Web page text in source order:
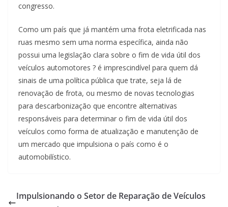
congresso.
Como um país que já mantém uma frota eletrificada nas
ruas mesmo sem uma norma específica, ainda não
possui uma legislação clara sobre o fim de vida útil dos
veículos automotores ? é imprescindível para quem dá
sinais de uma política pública que trate, seja lá de
renovação de frota, ou mesmo de novas tecnologias
para descarbonização que encontre alternativas
responsáveis para determinar o fim de vida útil dos
veículos como forma de atualização e manutenção de
um mercado que impulsiona o país como é o
automobilístico.
Impulsionando o Setor de Reparação de Veículos